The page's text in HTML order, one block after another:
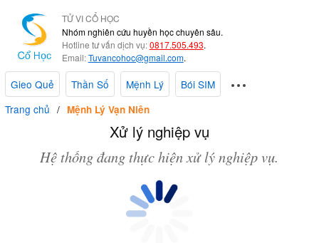
TỬ VI CỔ HỌC
Nhóm nghiên cứu huyền học chuyên sâu.
Hotline tư vấn dịch vụ:0817.505.493.
Email:Tuvancohoc@gmail.com.
Gieo Quẻ Thần Số Mệnh Lý
Bói SIM
Trang chủ
Mệnh Lý Vạn Niên
Xử lý nghiệp vụ
Hệ thống đang thực hiện xử lý nghiệp vụ.